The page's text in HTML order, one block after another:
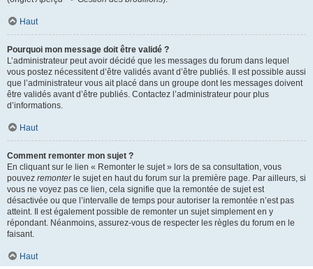
Haut
Pourquoi mon message doit être validé ?
L’administrateur peut avoir décidé que les messages du forum dans lequel
vous postez nécessitent d’être validés avant d’être publiés. Il est possible aussi
que l’administrateur vous ait placé dans un groupe dont les messages doivent
être validés avant d’être publiés. Contactez l’administrateur pour plus
d’informations.
Haut
Comment remonter mon sujet ?
En cliquant sur le lien « Remonter le sujet » lors de sa consultation, vous
pouvez remonterle sujet en haut du forum sur la première page. Par ailleurs, si
vous ne voyez pas ce lien, cela signifie que la remontée de sujet est
désactivée ou que l’intervalle de temps pour autoriser la remontée n’est pas
atteint. Il est également possible de remonter un sujet simplement en y
répondant. Néanmoins, assurez-vous de respecter les règles du forum en le
faisant.
Haut